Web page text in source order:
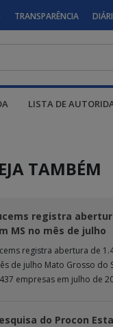
TRANSPARÊNCIA
LISTA DE
TAMBÉM
registra
MS no mês de julho
registra abertura de
de julho Mato Grosso do
empresas em julho de
do Procon